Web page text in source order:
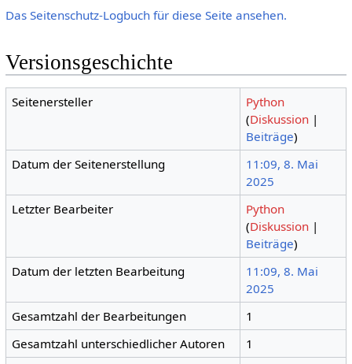
Das Seitenschutz-Logbuch für diese Seite ansehen.
Versionsgeschichte
Seitenersteller
Python
(Diskussion |
Beiträge)
Datum der Seitenerstellung
11:09, 8. Mai
2025
Letzter Bearbeiter
Python
(Diskussion |
Beiträge)
Datum der letzten Bearbeitung
11:09, 8. Mai
2025
Gesamtzahl der Bearbeitungen
1
Gesamtzahl unterschiedlicher Autoren
1